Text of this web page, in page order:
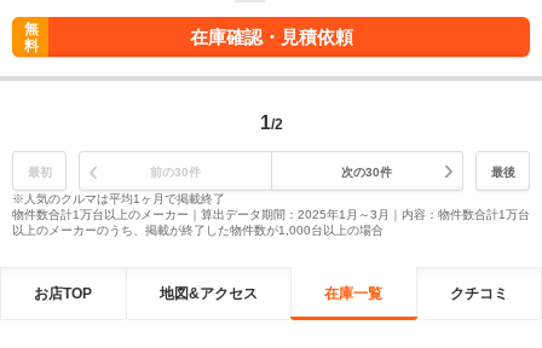
無
料
在庫確認・見積依頼
1/2
最初 前の30件 次の30件
最後
※人気のクルマは平均1ヶ月で掲載終了
物件数合計1万台以上のメーカー｜算出データ期間：2025年1月～3月｜内容：物件数合計1万台
以上のメーカーのうち、掲載が終了した物件数が1,000台以上の場合
お店TOP 地図&アクセス 在庫一覧 クチコミ